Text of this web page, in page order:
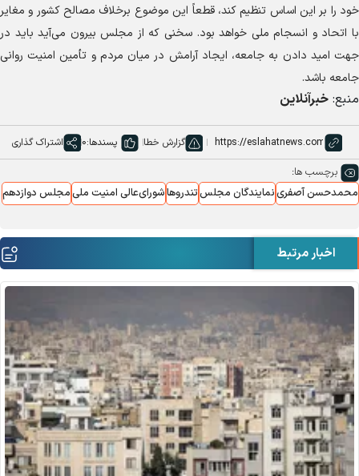
خود را بر این اساس تنظیم کند، قطعاً این موضوع برخلاف مصالح کشور و مغایر
با اتحاد و انسجام ملی خواهد بود. سخنی که از مجلس بیرون می‌آید باید در
جهت امید دادن به جامعه، ایجاد آرامش در میان مردم و تأمین امنیت روانی
جامعه باشد.
منبع: خبرآنلاین
گزارش خطا پسندها:0 اشتراک گذاری
برچسب ها:
محمدحسن آصفرینمایندگان مجلستندروهاشورای‌عالی امنیت ملیمجلس دوازدهم
اخبار مرتبط